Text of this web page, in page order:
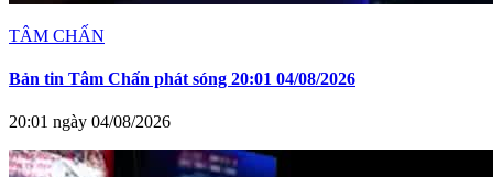
TÂM CHẤN
Bản tin Tâm Chấn phát sóng 20:01 04/08/2026
20:01 ngày 04/08/2026